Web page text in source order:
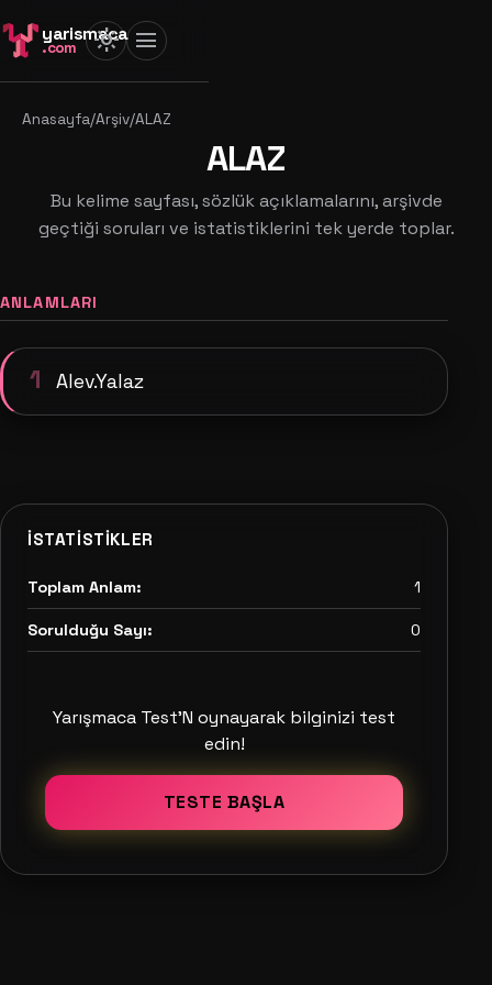
yarismaca
.com light_mode menu
Anasayfa/Arşiv/ALAZ
ALAZ
Bu kelime sayfası, sözlük açıklamalarını, arşivde
geçtiği soruları ve istatistiklerini tek yerde toplar.
ANLAMLARI
1 Alev.Yalaz
İSTATISTIKLER
Toplam Anlam: 1
Sorulduğu Sayı: 0
Yarışmaca Test'N oynayarak bilginizi test
edin!
TESTE BAŞLA